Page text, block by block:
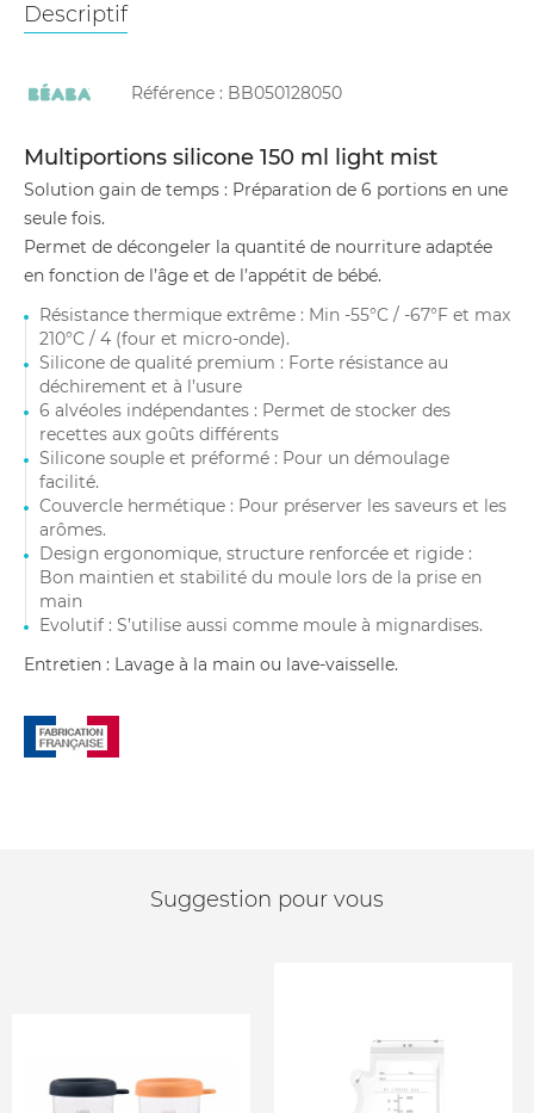
Descriptif
Référence : BB050128050
Multiportions silicone 150 ml light mist
Solution gain de temps : Préparation de 6 portions en une
seule fois.
Permet de décongeler la quantité de nourriture adaptée
en fonction de l’âge et de l’appétit de bébé.
Résistance thermique extrême : Min -55°C / -67°F et max
210°C / 4 (four et micro-onde).
Silicone de qualité premium : Forte résistance au
déchirement et à l’usure
6 alvéoles indépendantes : Permet de stocker des
recettes aux goûts différents
Silicone souple et préformé : Pour un démoulage
facilité.
Couvercle hermétique : Pour préserver les saveurs et les
arômes.
Design ergonomique, structure renforcée et rigide :
Bon maintien et stabilité du moule lors de la prise en
main
Evolutif : S’utilise aussi comme moule à mignardises.
Entretien : Lavage à la main ou lave-vaisselle.
Suggestion pour vous